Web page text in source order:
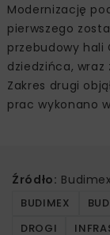
Modernizację
pierwszego
przebudowy hali
dziedzińca,
Zakres drugi
prac wykonano
Źródło:
BUDIMEX
DROGI